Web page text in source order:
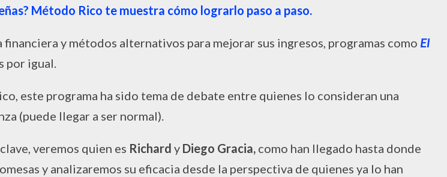
Método Rico te muestra cómo lograrlo paso a paso.
y métodos alternativos para mejorar sus ingresos, programas como El
por igual.
este programa ha sido tema de debate entre quienes lo consideran una
(puede llegar a ser normal).
veremos quien es Richard y Diego Gracia, como han llegado hasta donde
y analizaremos su eficacia desde la perspectiva de quienes ya lo han